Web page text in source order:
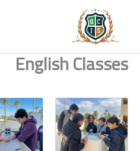
المحتوى
English Classes